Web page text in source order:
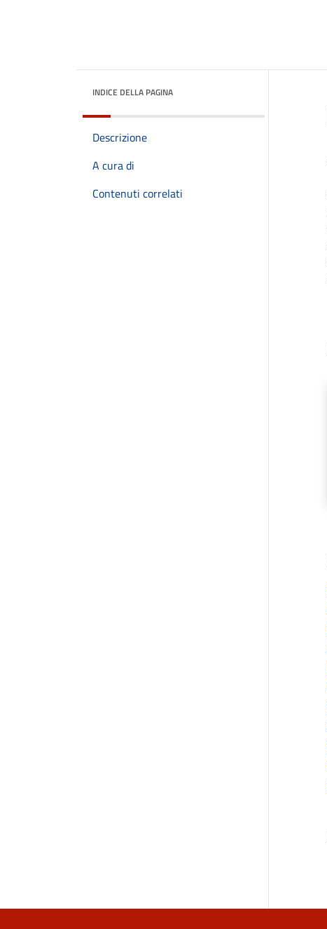
INDICE DELLA PAGINA
Descrizione
A cura di
Contenuti correlati